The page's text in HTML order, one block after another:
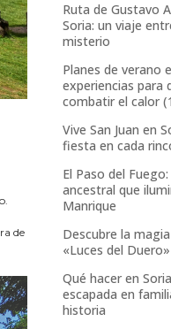
de
Ruta de Gustavo
Soria: un viaje
misterio
Planes de verano
experiencias para
combatir el calor
Vive San Juan en
fiesta en cada
El Paso del
ancestral que
Manrique
Descubre la
«Luces del Duero»
Qué hacer en
escapada en
historia